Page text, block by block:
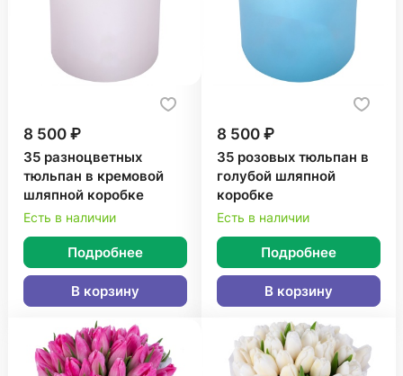
8 500 ₽
35 разноцветных
тюльпан в кремовой
шляпной коробке
Есть в наличии
Подробнее
В корзину
8 500 ₽
35 розовых тюльпан в
голубой шляпной
коробке
Есть в наличии
Подробнее
В корзину